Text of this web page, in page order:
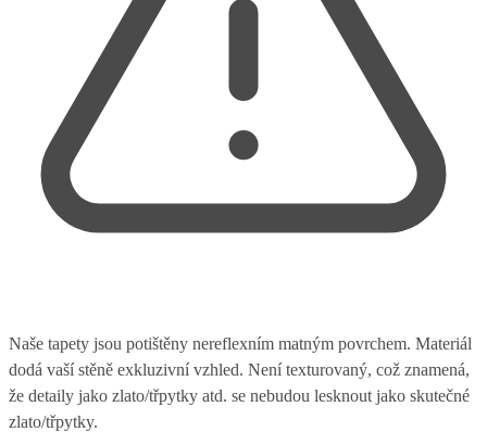
Naše tapety jsou potištěny nereflexním matným povrchem. Materiál
dodá vaší stěně exkluzivní vzhled. Není texturovaný, což znamená,
že detaily jako zlato/třpytky atd. se nebudou lesknout jako skutečné
zlato/třpytky.